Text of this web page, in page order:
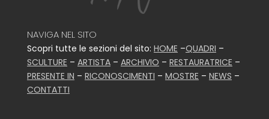
NAVIGA NEL SITO
Scopri tutte le sezioni del sito: HOME –QUADRI –
SCULTURE – ARTISTA – ARCHIVIO – RESTAURATRICE –
PRESENTE IN – RICONOSCIMENTI – MOSTRE – NEWS –
CONTATTI